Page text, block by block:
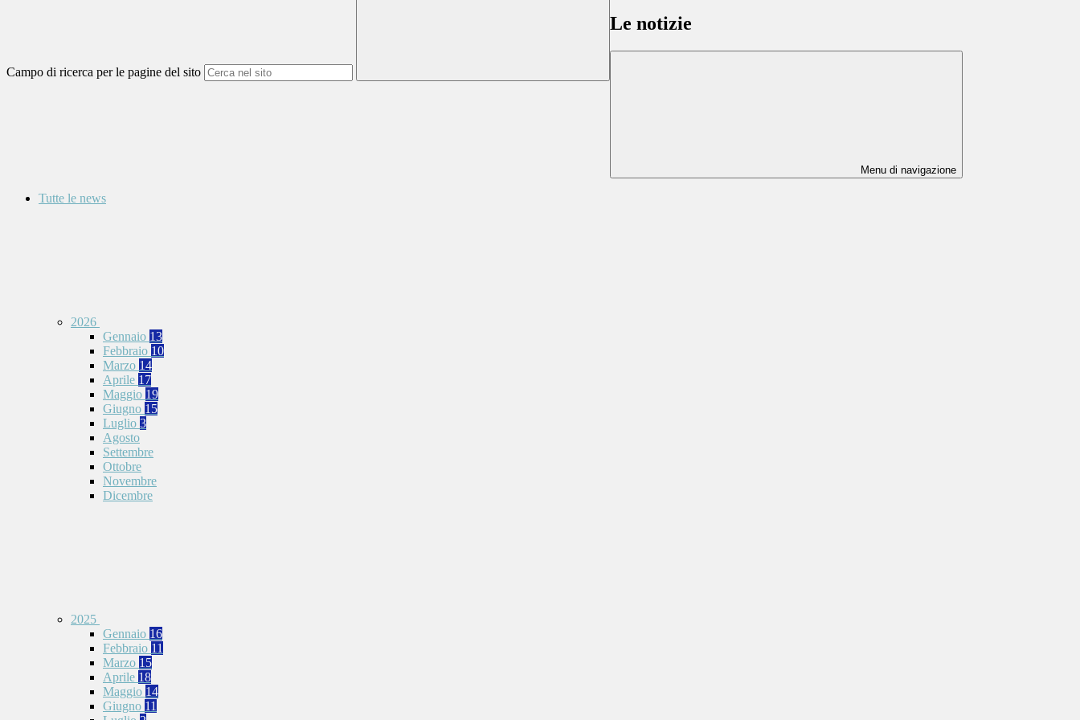
Campo di ricerca per le pagine del sito
Le notizie
Menu di navigazione
Tutte le news
2026
Gennaio 13
Febbraio 10
Marzo 14
Aprile 17
Maggio 19
Giugno 15
Luglio 3
Agosto
Settembre
Ottobre
Novembre
Dicembre
2025
Gennaio 16
Febbraio 11
Marzo 15
Aprile 18
Maggio 14
Giugno 11